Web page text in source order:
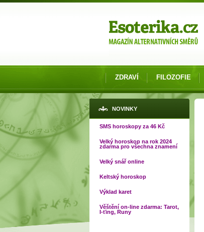
ZDRAVÍ FILOZOFIE
NOVINKY
SMS horoskopy za 46 Kč
Velký horoskop na rok 2024
zdarma pro všechna znamení
Velký snář online
Keltský horoskop
Výklad karet
Věštění on-line zdarma: Tarot,
I-ťing, Runy